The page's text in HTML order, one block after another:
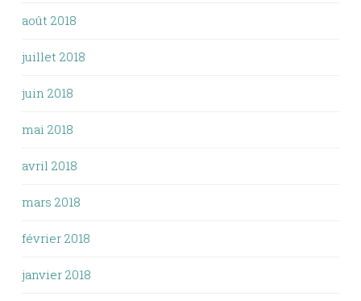
août 2018
juillet 2018
juin 2018
mai 2018
avril 2018
mars 2018
février 2018
janvier 2018